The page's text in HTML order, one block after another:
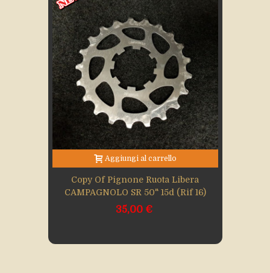
Aggiungi al carrello
Copy Of Pignone Ruota Libera
CAMPAGNOLO SR 50" 15d (Rif 16)
35,00 €